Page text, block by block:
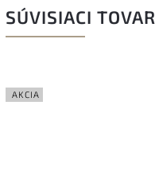
SÚVISIACI TOVAR
AKCIA